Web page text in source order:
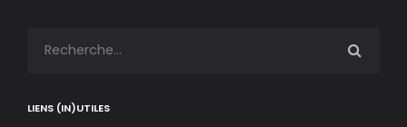
LIENS (IN)UTILES